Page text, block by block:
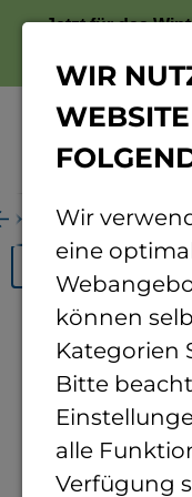
Jetzt für das
Monatsansicht
Hier finden Sie
WIR
Wir
eine
können
Kategorien
Bitte
alle
Verfügung